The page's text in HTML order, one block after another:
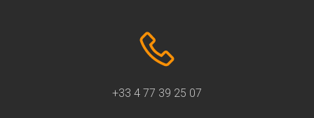
+33 4 77 39 25 07